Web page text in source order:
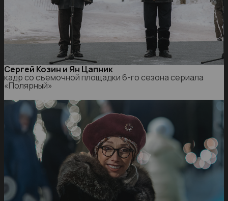
Сергей Козин и Ян Цапник
кадр со съемочной площадки 6-го сезона сериала
«Полярный»